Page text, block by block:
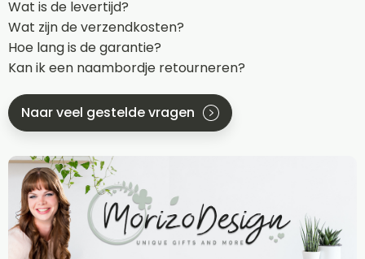
Wat is de levertijd?
Wat zijn de verzendkosten?
Hoe lang is de garantie?
Kan ik een naambordje retourneren?
Naar veel gestelde vragen